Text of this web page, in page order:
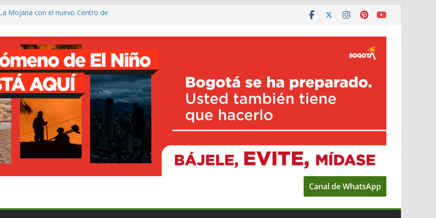
Mojana con el nuevo Centro de
participativa de un
agro con $1.230 millones para
del Putumayo y de Colombia
Canal de WhatsApp